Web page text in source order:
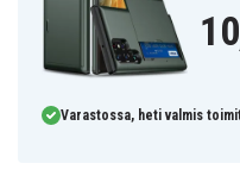
Varastossa, heti valmis